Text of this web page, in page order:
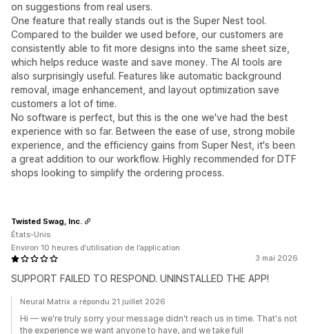
on suggestions from real users.
One feature that really stands out is the Super Nest tool.
Compared to the builder we used before, our customers are
consistently able to fit more designs into the same sheet size,
which helps reduce waste and save money. The AI tools are
also surprisingly useful. Features like automatic background
removal, image enhancement, and layout optimization save
customers a lot of time.
No software is perfect, but this is the one we've had the best
experience with so far. Between the ease of use, strong mobile
experience, and the efficiency gains from Super Nest, it's been
a great addition to our workflow. Highly recommended for DTF
shops looking to simplify the ordering process.
3 mai 2026
SUPPORT FAILED TO RESPOND. UNINSTALLED THE APP!
Twisted Swag, Inc.
États-Unis
Environ 10 heures d’utilisation de l’application
Neural Matrix a répondu 21 juillet 2026
Hi — we're truly sorry your message didn't reach us in time. That's not
the experience we want anyone to have, and we take full